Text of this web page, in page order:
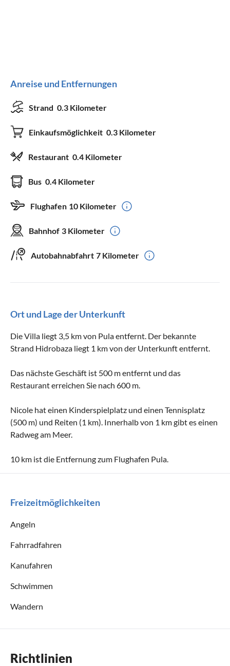
Anreise und Entfernungen
Strand 0.3 Kilometer
Einkaufsmöglichkeit 0.3 Kilometer
Restaurant 0.4 Kilometer
Bus 0.4 Kilometer
Flughafen 10 Kilometer
Bahnhof 3 Kilometer
Autobahnabfahrt 7 Kilometer
Ort und Lage der Unterkunft
Die Villa liegt 3,5 km von Pula entfernt. Der bekannte
Strand Hidrobaza liegt 1 km von der Unterkunft entfernt.
Das nächste Geschäft ist 500 m entfernt und das
Restaurant erreichen Sie nach 600 m.
Nicole hat einen Kinderspielplatz und einen Tennisplatz
(500 m) und Reiten (1 km). Innerhalb von 1 km gibt es einen
Radweg am Meer.
10 km ist die Entfernung zum Flughafen Pula.
Freizeitmöglichkeiten
Angeln
Fahrradfahren
Kanufahren
Schwimmen
Wandern
Richtlinien